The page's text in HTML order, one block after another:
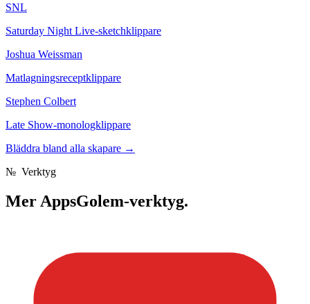
SNL
Saturday Night Live-sketchklippare
Joshua Weissman
Matlagningsreceptklippare
Stephen Colbert
Late Show-monologklippare
Bläddra bland alla skapare →
№ Verktyg
MerAppsGolem-verktyg.